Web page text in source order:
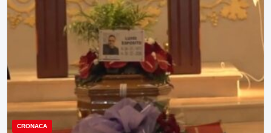
CRONACA